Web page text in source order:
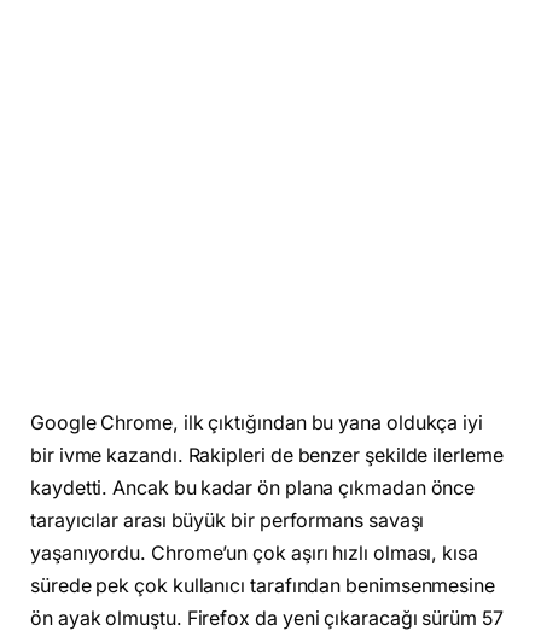
Google Chrome, ilk çıktığından bu yana oldukça iyi
bir ivme kazandı. Rakipleri de benzer şekilde ilerleme
kaydetti. Ancak bu kadar ön plana çıkmadan önce
tarayıcılar arası büyük bir performans savaşı
yaşanıyordu. Chrome’un çok aşırı hızlı olması, kısa
sürede pek çok kullanıcı tarafından benimsenmesine
ön ayak olmuştu. Firefox da yeni çıkaracağı sürüm 57